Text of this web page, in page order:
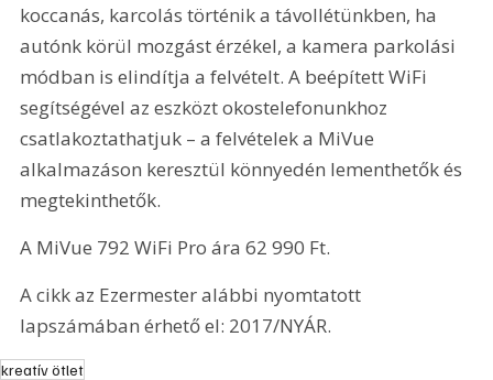
koccanás, karcolás történik a távollétünkben, ha
autónk körül mozgást érzékel, a kamera parkolási
módban is elindítja a felvételt. A beépített WiFi
segítségével az eszközt okostelefonunkhoz
csatlakoztathatjuk – a felvételek a MiVue
alkalmazáson keresztül könnyedén lementhetők és
megtekinthetők.
A MiVue 792 WiFi Pro ára 62 990 Ft.
A cikk az Ezermester alábbi nyomtatott
lapszámában érhető el: 2017/NYÁR.
kreatív ötlet